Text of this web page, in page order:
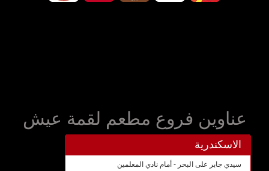
عناوين فروع مطعم لقمة عيش
الاسكندرية
سيدي جابر على البحر - أمام نادي المعلمين